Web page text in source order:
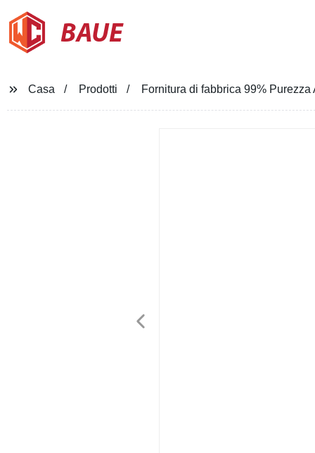
BAUE
Casa Prodotti Fornitura di fabbrica 99%